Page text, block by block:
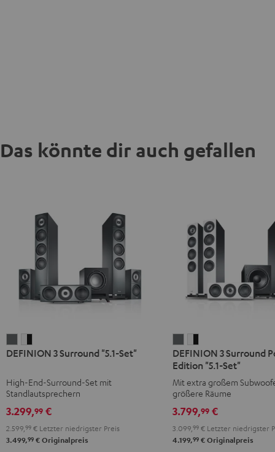
Das könnte dir auch gefallen
3
"5.1-
Set"
Anthrazit
3
"5.1-
Set"
Weiß
/
Schwarz
DEFINION 3 Surround "5.1-Set"
High-End-Surround-Set mit
Standlautsprechern
3.299,99 €
2.599, 99 € Letzter niedrigster Preis
3.499,99 € Originalpreis
3
Surround
Power
Edition
"5.1-
Set"
Anthrazit
3
Surround
Power
Edition
"5.1-
Set"
Weiß
DEFINION 3 Surround
Edition "5.1-Set"
Mit extra großem
größere Räume
3.799,99€
3.099, 99€Letzter niedrigster
4.199,99€Originalpreis